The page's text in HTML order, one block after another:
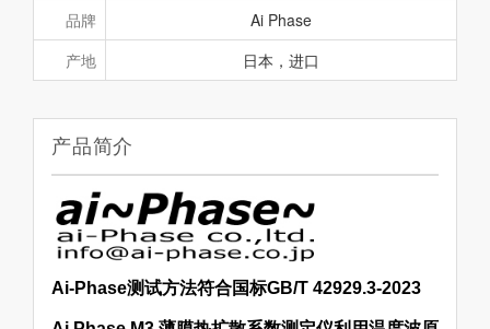
品牌
Ai Phase
产地
日本，进口
产品简介
Ai-Phase测试方法符合国标GB/T 42929.3-2023